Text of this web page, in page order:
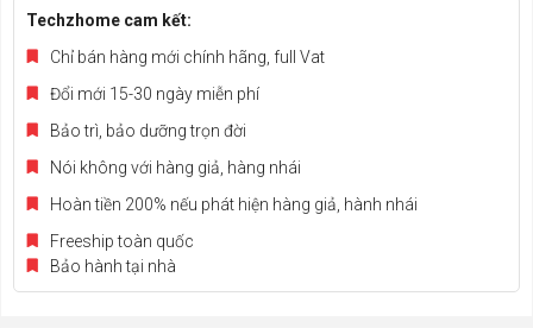
Techzhome cam kết:
Chỉ bán hàng mới chính hãng, full Vat
Đổi mới 15-30 ngày miễn phí
Bảo trì, bảo dưỡng trọn đời
Nói không với hàng giả, hàng nhái
Hoàn tiền 200% nếu phát hiện hàng giả, hành nhái
Freeship toàn quốc
Bảo hành tại nhà